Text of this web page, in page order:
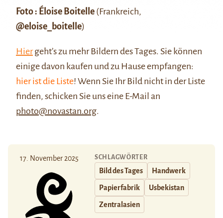
Foto : Éloise Boitelle (Frankreich,
@eloise_boitelle)
Hiergeht’s zu mehr Bildern des Tages. Sie können
einige davon kaufen und zu Hause empfangen:
hier ist die Liste! Wenn Sie Ihr Bild nicht in der Liste
finden, schicken Sie uns eine E-Mail an
photo@novastan.org.
17. November 2025 SCHLAGWÖRTER
Bild des Tages Handwerk
Papierfabrik Usbekistan
Zentralasien